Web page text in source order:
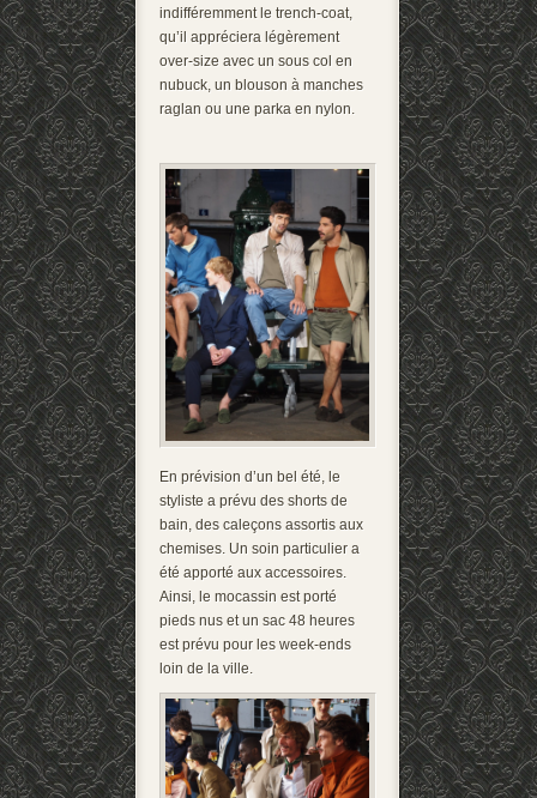
indifféremment le trench-coat,
qu’il appréciera légèrement
over-size avec un sous col en
nubuck, un blouson à manches
raglan ou une parka en nylon.
En prévision d’un bel été, le
styliste a prévu des shorts de
bain, des caleçons assortis aux
chemises. Un soin particulier a
été apporté aux accessoires.
Ainsi, le mocassin est porté
pieds nus et un sac 48 heures
est prévu pour les week-ends
loin de la ville.